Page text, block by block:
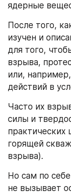
ядерные
После того,
изучен и
для того,
взрыва,
или, например,
действий в
Часто их
силы и
практических
горящей
взрыва).
Но сам по
не вызывает